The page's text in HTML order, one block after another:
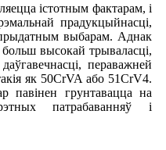
істотным фактарам, і
прадукцыйнасці,
выбарам. Аднак
высокай трываласці,
пераважней
як 50CrVA або 51CrV4.
павінен грунтавацца на
патрабаванняў і